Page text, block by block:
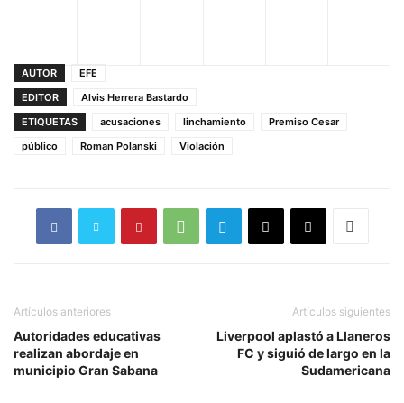
AUTOR
EFE
EDITOR
Alvis Herrera Bastardo
ETIQUETAS
acusaciones linchamiento
Premiso Cesar
público
Roman Polanski Violación
Artículos anteriores
Autoridades educativas
realizan abordaje en
municipio Gran Sabana
Artículos siguientes
Liverpool aplastó a Llaneros
FC y siguió de largo en la
Sudamericana